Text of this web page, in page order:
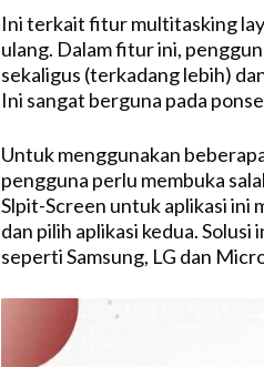
Ini terkait fitur multitasking
ulang. Dalam fitur ini,
sekaligus (terkadang lebih)
Ini sangat berguna pada
Untuk menggunakan
pengguna perlu membuka
Slpit-Screen untuk aplikasi ini
dan pilih aplikasi kedua.
seperti Samsung, LG dan